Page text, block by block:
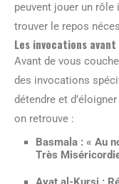
peuvent jouer un
trouver le repos
Les invocations
Avant de vous
des invocations
détendre et
on retrouve :
Basmala : « Au
Très